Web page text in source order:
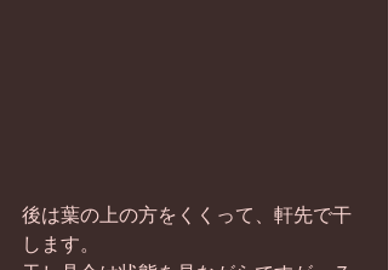
後は葉の上の方をくくって、軒先で干
します。